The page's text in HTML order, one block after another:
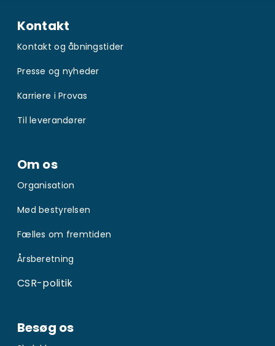
Kontakt
Kontakt og åbningstider
Presse og nyheder
Karriere i Provas
Til leverandører
Om os
Organisation
Mød bestyrelsen
Fælles om fremtiden
Årsberetning
CSR-politik
Besøg os